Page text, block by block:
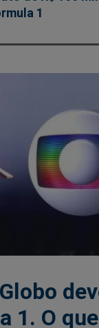
1
1. O que